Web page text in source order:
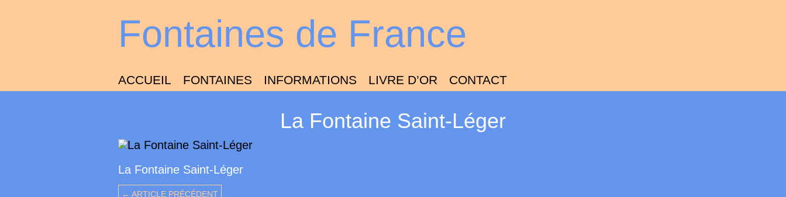
Fontaines de France
ACCUEIL FONTAINES INFORMATIONS LIVRE D’OR CONTACT
La Fontaine Saint-Léger
La Fontaine Saint-Léger
← ARTICLE PRÉCÉDENT